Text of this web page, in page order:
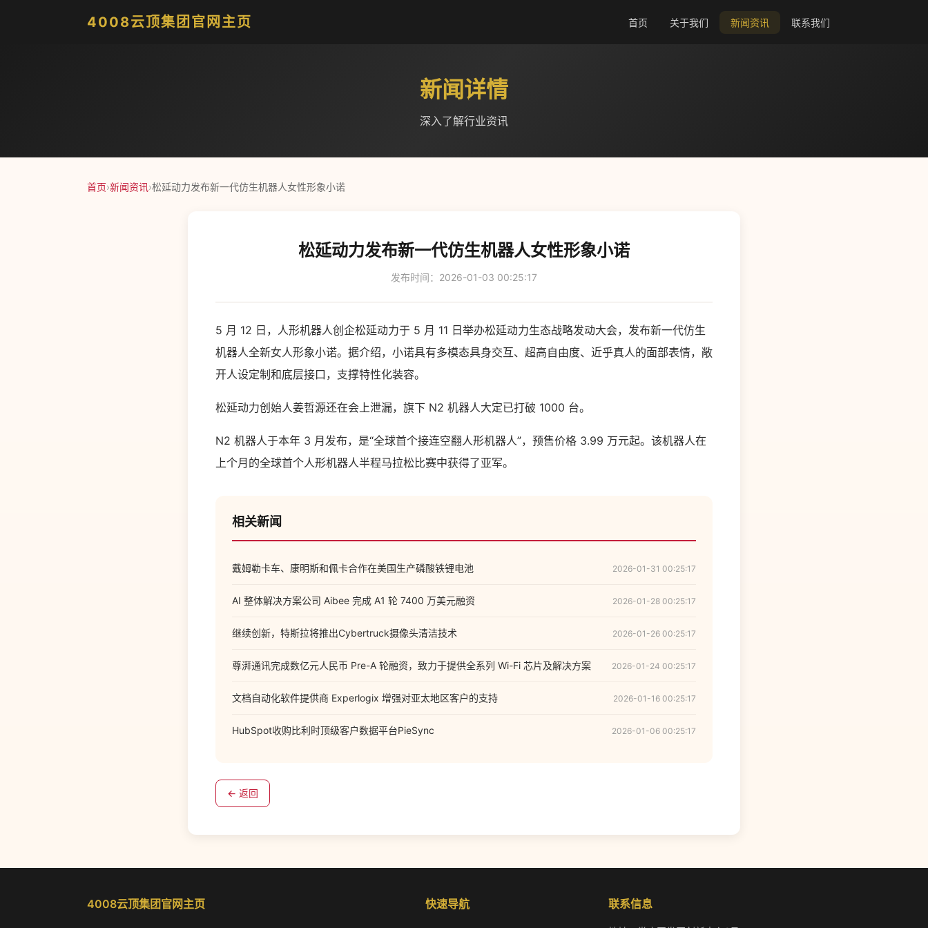
4008云顶集团官网主页 首页 关于我们 新闻资讯 联系我们
新闻详情
深入了解行业资讯
首页›新闻资讯›松延动力发布新一代仿生机器人女性形象小诺
松延动力发布新一代仿生机器人女性形象小诺
发布时间：2026-01-03 00:25:17
5 月 12 日，人形机器人创企松延动力于 5 月 11 日举办松延动力生态战略发动大会，发布新一代仿生
机器人全新女人形象小诺。据介绍，小诺具有多模态具身交互、超高自由度、近乎真人的面部表情，敞
开人设定制和底层接口，支撑特性化装容。
松延动力创始人姜哲源还在会上泄漏，旗下 N2 机器人大定已打破 1000 台。
N2 机器人于本年 3 月发布，是“全球首个接连空翻人形机器人”，预售价格 3.99 万元起。该机器人在
上个月的全球首个人形机器人半程马拉松比赛中获得了亚军。
相关新闻
戴姆勒卡车、康明斯和佩卡合作在美国生产磷酸铁锂电池 2026-01-31 00:25:17
AI 整体解决方案公司 Aibee 完成 A1 轮 7400 万美元融资 2026-01-28 00:25:17
继续创新，特斯拉将推出Cyber​​truck摄像头清洁技术 2026-01-26 00:25:17
尊湃通讯完成数亿元人民币 Pre-A 轮融资，致力于提供全系列 Wi-Fi 芯片及解决方案 2026-01-24 00:25:17
文档自动化软件提供商 Experlogix 增强对亚太地区客户的支持 2026-01-16 00:25:17
HubSpot收购比利时顶级客户数据平台PieSync 2026-01-06 00:25:17
← 返回
4008云顶集团官网主页 快速导航 联系信息